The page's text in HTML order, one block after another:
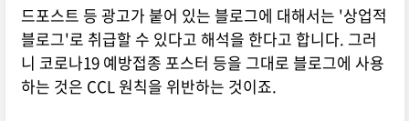
드포스트 등 광고가 붙어 있는 블로그에 대해서는 '상업적
블로그'로 취급할 수 있다고 해석을 한다고 합니다. 그러
니 코로나19 예방접종 포스터 등을 그대로 블로그에 사용
하는 것은 CCL 원칙을 위반하는 것이죠.